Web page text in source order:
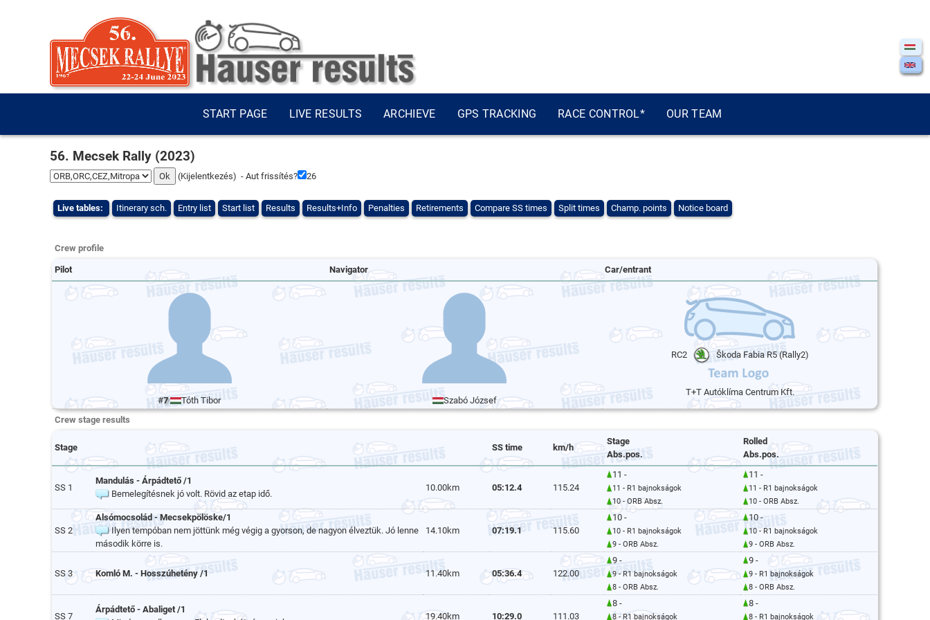
START PAGE LIVE RESULTS ARCHIEVE GPS TRACKING RACE CONTROL* OUR TEAM
56. Mecsek Rally (2023)
(Kijelentkezés) - Aut frissítés? 26
Live tables: Itinerary sch. Entry list Start list Results Results+Info Penalties Retirements Compare SS times Split times Champ. points Notice board
Crew profile
Pilot Navigator Car/entrant
#7 Tóth Tibor Szabó József
RC2 Škoda Fabia R5 (Rally2)
T+T Autóklíma Centrum Kft.
Crew stage results
Stage SS time km/h
Stage
Abs.pos.
Rolled
Abs.pos.
SS 1
Mandulás - Árpádtető /1
Bemelegítésnek jó volt. Rövid az etap idő.
10.00km 05:12.4 115.24
11 -
11 - R1 bajnokságok
10 - ORB Absz.
11 -
11 - R1 bajnokságok
10 - ORB Absz.
SS 2
Alsómocsolád - Mecsekpölöske/1
Ilyen tempóban nem jöttünk még végig a gyorson, de nagyon élveztük. Jó lenne
második körre is.
14.10km 07:19.1 115.60
10 -
10 - R1 bajnokságok
9 - ORB Absz.
10 -
10 - R1 bajnokságok
9 - ORB Absz.
SS 3 Komló M. - Hosszúhetény /1 11.40km 05:36.4 122.00
9 -
9 - R1 bajnokságok
8 - ORB Absz.
9 -
9 - R1 bajnokságok
8 - ORB Absz.
SS 7
Árpádtető - Abaliget /1
19.40km 10:29.0 111.03
8 -
8 - R1 bajnokságok
8 -
8 - R1 bajnokságok